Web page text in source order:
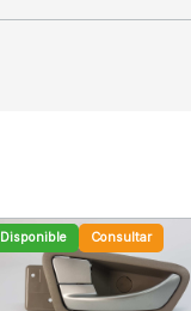
Disponible Consultar